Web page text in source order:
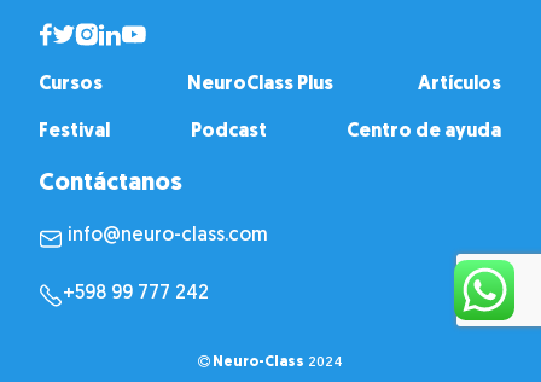
Cursos NeuroClass Plus Artículos
Festival Podcast Centro de ayuda
Contáctanos
info@neuro-class.com
+598 99 777 242
Neuro-Class 2024